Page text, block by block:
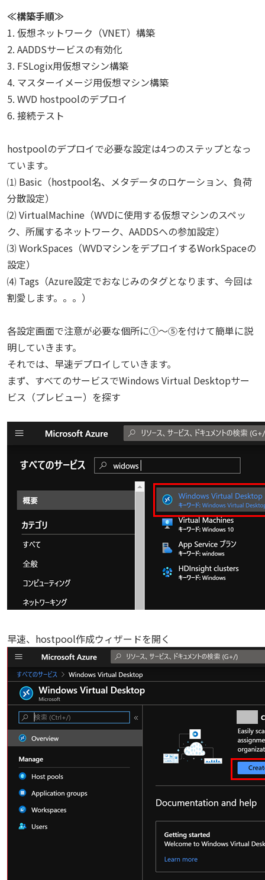
≪構築手順≫
1. 仮想ネットワーク（VNET）構築
2. AADDSサービスの有効化
3. FSLogix用仮想マシン構築
4. マスターイメージ用仮想マシン構築
5. WVD hostpoolのデプロイ
6. 接続テスト
hostpoolのデプロイで必要な設定は4つのステップとなっ
ています。
⑴ Basic（hostpool名、メタデータのロケーション、負荷
分散設定）
⑵ VirtualMachine（WVDに使用する仮想マシンのスペッ
ク、所属するネットワーク、AADDSへの参加設定）
⑶ WorkSpaces（WVDマシンをデプロイするWorkSpaceの
設定）
⑷ Tags（Azure設定でおなじみのタグとなります、今回は
割愛します。。。）
各設定画面で注意が必要な個所に①～⑤を付けて簡単に説
明していきます。
それでは、早速デプロイしていきます。
まず、すべてのサービスでWindows Virtual Desktopサー
ビス（プレビュー）を探す
早速、hostpool作成ウィザードを開く